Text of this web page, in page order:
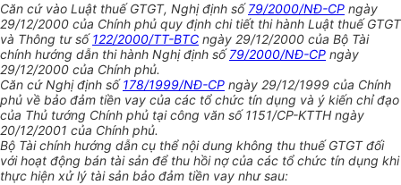
Căn cứ vào Luật thuế GTGT, Nghị định số79/2000/NĐ-CP ngày
29/12/2000 của Chính phủ quy định chi tiết thi hành Luật thuế GTGT
và Thông tư số122/2000/TT-BTC ngày 29/12/2000 của Bộ Tài
chính hướng dẫn thi hành Nghị định số79/2000/NĐ-CP ngày
29/12/2000 của Chính phủ.
Căn cứ Nghị định số178/1999/NĐ-CP ngày 29/12/1999 của Chính
phủ về bảo đảm tiền vay của các tổ chức tín dụng và ý kiến chỉ đạo
của Thủ tướng Chính phủ tại công văn số 1151/CP-KTTH ngày
20/12/2001 của Chính phủ.
Bộ Tài chính hướng dẫn cụ thể nội dung không thu thuế GTGT đối
với hoạt động bán tài sản để thu hồi nợ của các tổ chức tín dụng khi
thực hiện xử lý tài sản bảo đảm tiền vay như sau: